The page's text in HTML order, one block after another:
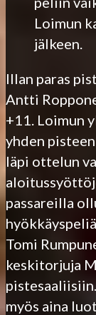
Loimun
jälkeen.
Illan paras
Antti
+11. Loimun
yhden
läpi ottelun
passareilla
Tomi
keskitorjuja
myös aina